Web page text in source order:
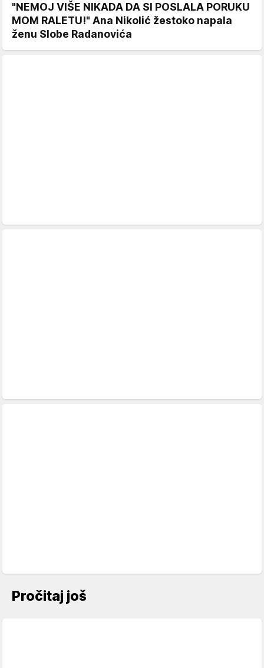
"NEMOJ VIŠE NIKADA DA SI POSLALA PORUKU
MOM RALETU!" Ana Nikolić žestoko napala
ženu Slobe Radanovića
Pročitaj još